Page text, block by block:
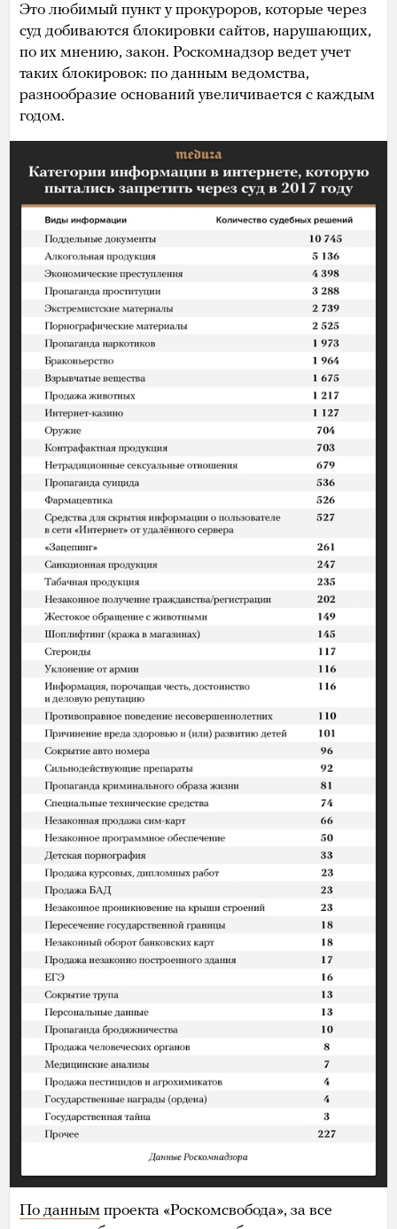
Это любимый пункт у прокуроров, которые через
суд добиваются блокировки сайтов, нарушающих,
по их мнению, закон. Роскомнадзор ведет учет
таких блокировок: по данным ведомства,
разнообразие оснований увеличивается с каждым
годом.
По данным проекта «Роскомсвобода», за все